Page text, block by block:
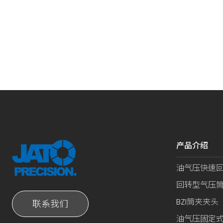
联系我们
产品介绍
油气压快速
回转型气压
BZI筒夹夹头
油气压固定